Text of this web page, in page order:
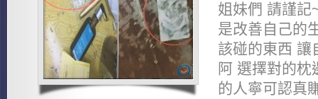
姐妹們 請謹記
是改善自己的
該碰的東西 讓
阿 選擇對的枕
的人寧可認真